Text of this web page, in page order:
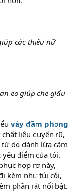
các thiếu nữ
eo giúp che giấu
váy đầm phong
liệu quyến rũ,
đó đánh lừa cảm
điểm của tôi.
hợp rơ này,
kèm như túi cói,
phần rất nổi bật.